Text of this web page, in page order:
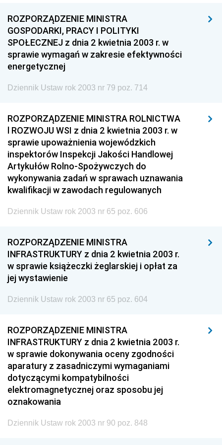
ROZPORZĄDZENIE MINISTRA
GOSPODARKI, PRACY I POLITYKI
SPOŁECZNEJ z dnia 2 kwietnia 2003 r. w
sprawie wymagań w zakresie efektywności
energetycznej
Dziennik Ustaw rok 2003 nr 79 poz. 714
ROZPORZĄDZENIE MINISTRA ROLNICTWA
l ROZWOJU WSI z dnia 2 kwietnia 2003 r. w
sprawie upoważnienia wojewódzkich
inspektorów Inspekcji Jakości Handlowej
Artykułów Rolno-Spożywczych do
wykonywania zadań w sprawach uznawania
kwalifikacji w zawodach regulowanych
Dziennik Ustaw rok 2003 nr 65 poz. 606
ROZPORZĄDZENIE MINISTRA
INFRASTRUKTURY z dnia 2 kwietnia 2003 r.
w sprawie książeczki żeglarskiej i opłat za
jej wystawienie
Dziennik Ustaw rok 2003 nr 65 poz. 604
ROZPORZĄDZENIE MINISTRA
INFRASTRUKTURY z dnia 2 kwietnia 2003 r.
w sprawie dokonywania oceny zgodności
aparatury z zasadniczymi wymaganiami
dotyczącymi kompatybilności
elektromagnetycznej oraz sposobu jej
oznakowania
Dziennik Ustaw rok 2003 nr 90 poz. 848